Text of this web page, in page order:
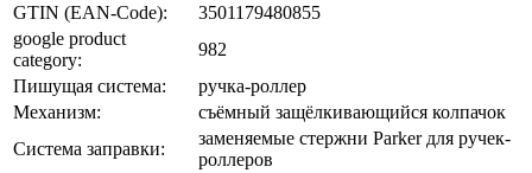
GTIN (EAN-Code):
3501179480855
google product
category:
982
Пишущая система:
ручка-роллер
Механизм:
съёмный защёлкивающийся колпачок
Система заправки:
заменяемые стержни Parker для ручек-
роллеров